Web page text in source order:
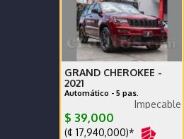
GRAND CHEROKEE -
2021
Automático - 5 pas.
$ 39,000
(¢ 17,940,000)*
Poco km. Excelente